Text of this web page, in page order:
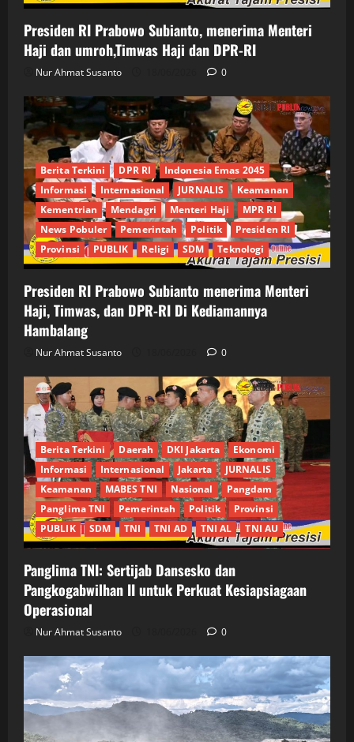
Presiden RI Prabowo Subianto, menerima Menteri
Haji dan umroh,Timwas Haji dan DPR-RI
Nur Ahmat Susanto 0
Berita Terkini DPR RI
Indonesia Emas 2045
Informasi
Internasional JURNALIS
Keamanan
Kementrian
Mendagri Menteri Haji
MPR RI
News Pobuler
Pemerintah Politik
Presiden RI
Provinsi
PUBLIK Religi SDM Teknologi
Presiden RI Prabowo Subianto menerima Menteri
Haji, Timwas, dan DPR-RI Di Kediamannya
Hambalang
Nur Ahmat Susanto 0
Berita Terkini Daerah DKI Jakarta
Ekonomi
Informasi
Internasional Jakarta
JURNALIS
Keamanan
MABES TNI Nasional
Pangdam
Panglima TNI
Pemerintah Politik
Provinsi
PUBLIK
SDM TNI TNI AD TNI AL TNI AU
Panglima TNI: Sertijab Dansesko dan
Pangkogabwilhan II untuk Perkuat Kesiapsiagaan
Operasional
Nur Ahmat Susanto 0